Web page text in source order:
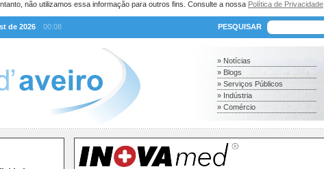
não utilizamos essa informação para outros fins. Consulte a nossa Política de Privacidade
de 2026
00:08 PESQUISAR
» Notícias
» Blogs
» Serviços Públicos
» Indústria
» Comércio